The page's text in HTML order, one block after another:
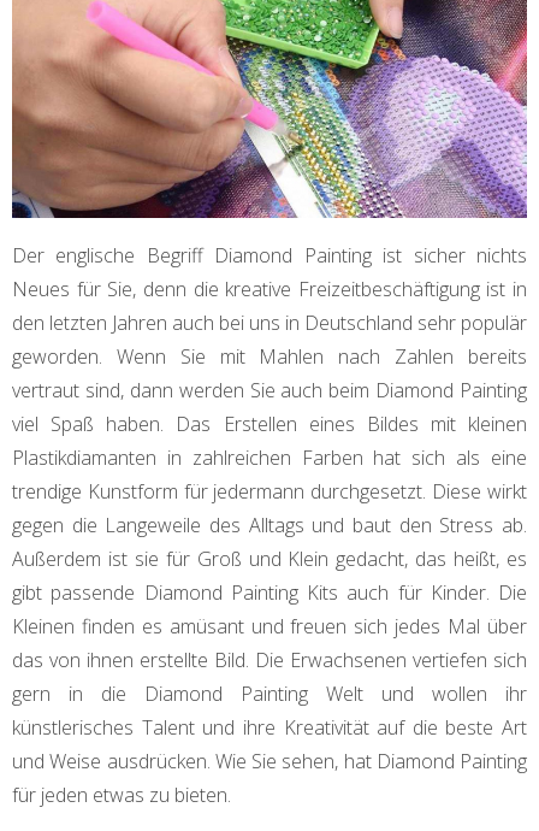
Der englische Begriff Diamond Painting ist sicher nichts
Neues für Sie, denn die kreative Freizeitbeschäftigung ist in
den letzten Jahren auch bei uns in Deutschland sehr populär
geworden. Wenn Sie mit Mahlen nach Zahlen bereits
vertraut sind, dann werden Sie auch beim Diamond Painting
viel Spaß haben. Das Erstellen eines Bildes mit kleinen
Plastikdiamanten in zahlreichen Farben hat sich als eine
trendige Kunstform für jedermann durchgesetzt. Diese wirkt
gegen die Langeweile des Alltags und baut den Stress ab.
Außerdem ist sie für Groß und Klein gedacht, das heißt, es
gibt passende Diamond Painting Kits auch für Kinder. Die
Kleinen finden es amüsant und freuen sich jedes Mal über
das von ihnen erstellte Bild. Die Erwachsenen vertiefen sich
gern in die Diamond Painting Welt und wollen ihr
künstlerisches Talent und ihre Kreativität auf die beste Art
und Weise ausdrücken. Wie Sie sehen, hat Diamond Painting
für jeden etwas zu bieten.